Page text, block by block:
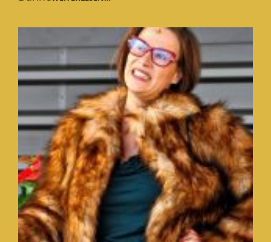
BRUCHWERK
THEATER
SIEGEN